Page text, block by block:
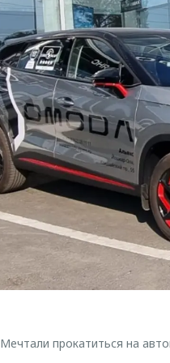
Мечтали прокатиться на